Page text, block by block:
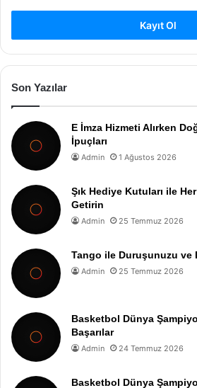
Kayıt Ol
Son Yazılar
E İmza Hizmeti Alırken
İpuçları
Admin 1 Ağustos 2026
Şık Hediye Kutuları ile
Getirin
Admin 25 Temmuz 2026
Tango ile Duruşunuzu ve
Admin 25 Temmuz 2026
Basketbol Dünya
Başarılar
Admin 24 Temmuz 2026
Basketbol Dünya